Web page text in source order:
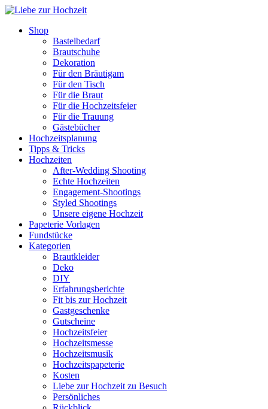
Shop
Bastelbedarf
Brautschuhe
Dekoration
Für den Bräutigam
Für den Tisch
Für die Braut
Für die Hochzeitsfeier
Für die Trauung
Gästebücher
Hochzeitsplanung
Tipps & Tricks
Hochzeiten
After-Wedding Shooting
Echte Hochzeiten
Engagement-Shootings
Styled Shootings
Unsere eigene Hochzeit
Papeterie Vorlagen
Fundstücke
Kategorien
Brautkleider
Deko
DIY
Erfahrungsberichte
Fit bis zur Hochzeit
Gastgeschenke
Gutscheine
Hochzeitsfeier
Hochzeitsmesse
Hochzeitsmusik
Hochzeitspapeterie
Kosten
Liebe zur Hochzeit zu Besuch
Persönliches